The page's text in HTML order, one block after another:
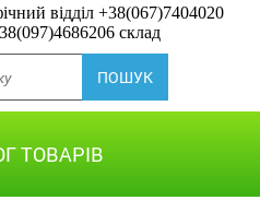
відділ +38(067)7404020
склад
ТОВАРІВ